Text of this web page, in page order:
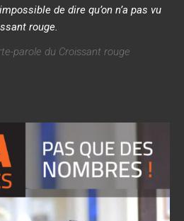
de dire qu’on n’a pas vu
rouge.
parole du Croissant rouge